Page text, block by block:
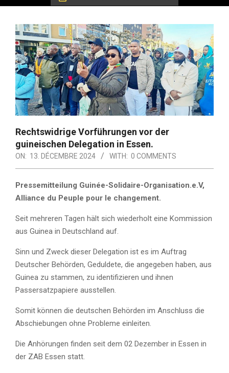
Rechtswidrige Vorführungen vor der
guineischen Delegation in Essen.
ON: 13. DÉCEMBRE 2024 WITH: 0 COMMENTS
Pressemitteilung Guinée-Solidaire-Organisation.e.V,
Alliance du Peuple pour le changement.
Seit mehreren Tagen hält sich wiederholt eine Kommission
aus Guinea in Deutschland auf.
Sinn und Zweck dieser Delegation ist es im Auftrag
Deutscher Behörden, Geduldete, die angegeben haben, aus
Guinea zu stammen, zu identifizieren und ihnen
Passersatzpapiere ausstellen.
Somit können die deutschen Behörden im Anschluss die
Abschiebungen ohne Probleme einleiten.
Die Anhörungen finden seit dem 02 Dezember in Essen in
der ZAB Essen statt.